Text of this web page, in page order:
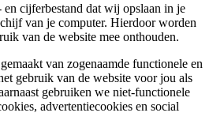
cijferbestand dat wij opslaan in je
van je computer. Hierdoor worden
van de website mee onthouden.
van zogenaamde functionele en
gebruik van de website voor jou als
gebruiken we niet-functionele
advertentiecookies en social